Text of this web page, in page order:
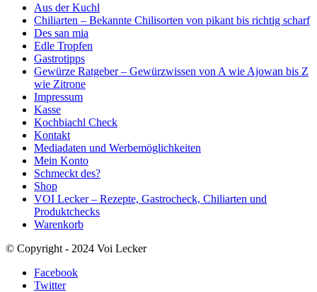
Aus der Kuchl
Chiliarten – Bekannte Chilisorten von pikant bis richtig scharf
Des san mia
Edle Tropfen
Gastrotipps
Gewürze Ratgeber – Gewürzwissen von A wie Ajowan bis Z
wie Zitrone
Impressum
Kasse
Kochbiachl Check
Kontakt
Mediadaten und Werbemöglichkeiten
Mein Konto
Schmeckt des?
Shop
VOI Lecker – Rezepte, Gastrocheck, Chiliarten und
Produktchecks
Warenkorb
© Copyright - 2024 Voi Lecker
Facebook
Twitter